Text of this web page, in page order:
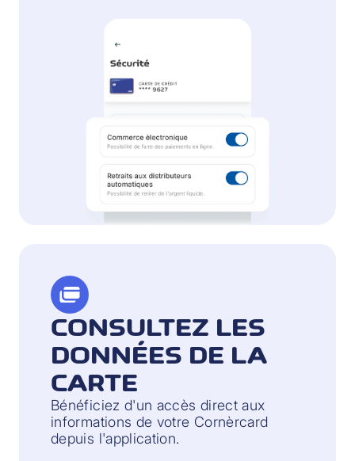
CONSULTEZ LES
DONNÉES DE LA
CARTE
Bénéficiez d'un accès direct aux
informations de votre Cornèrcard
depuis l'application.